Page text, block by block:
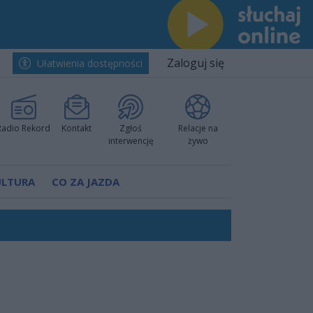
Ułatwienia dostępności Zaloguj się
Rekord Kontakt
Zgłoś
interwencję
Relacje na
żywo
CO ZA JAZDA